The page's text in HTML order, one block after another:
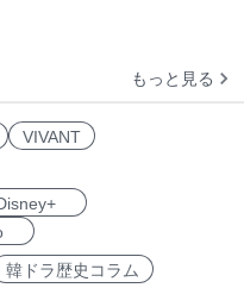
もっと見る
VIVANT
韓ドラ歴史コラム